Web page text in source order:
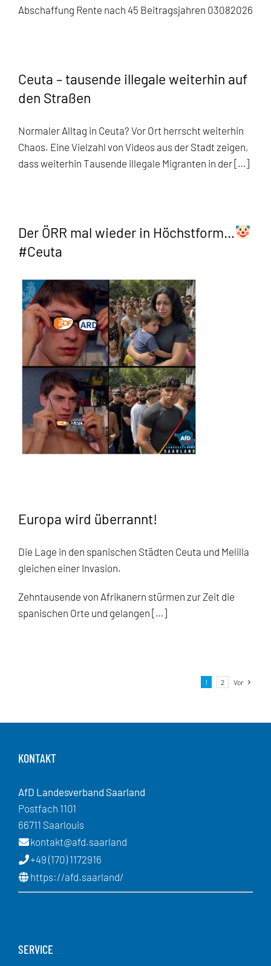
Abschaffung Rente nach 45 Beitragsjahren 03082026
Ceuta – tausende illegale weiterhin auf
den Straßen
Normaler Alltag in Ceuta? Vor Ort herrscht weiterhin
Chaos. Eine Vielzahl von Videos aus der Stadt zeigen,
dass weiterhin Tausende illegale Migranten in der […]
Der ÖRR mal wieder in Höchstform…
#Ceuta
Europa wird überrannt!
Die Lage in den spanischen Städten Ceuta und Melilla
gleichen einer Invasion.
Zehntausende von Afrikanern stürmen zur Zeit die
spanischen Orte und gelangen […]
1 2 Vor
KONTAKT
AfD Landesverband Saarland
Postfach 1101
66711 Saarlouis
kontakt@afd.saarland
+49 (170) 1172916
https://afd.saarland/
SERVICE